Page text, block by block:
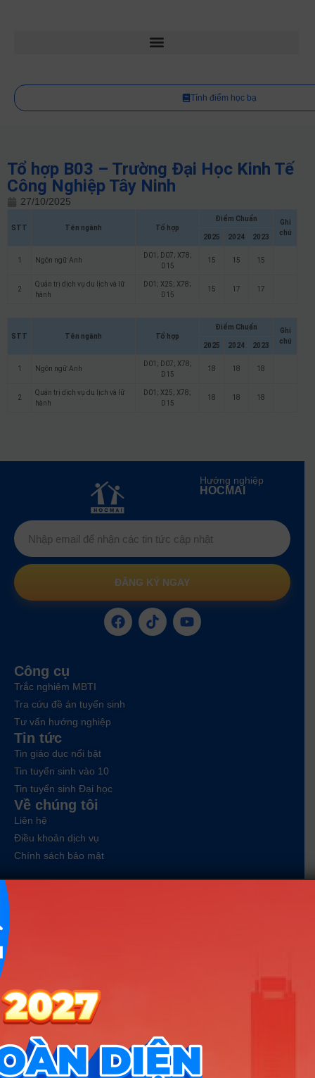
Tính điểm học bạ
Tổ hợp B03 – Trường Đại Học Kinh Tế
Công Nghiệp Tây Ninh
27/10/2025
STT Tên ngành Tổ hợp
Điểm Chuẩn
Ghi
chú
2025 2024 2023
1 Ngôn ngữ Anh
D01; D07; X78;
D15
15 15 15
2
Quản trị dịch vụ du lịch và lữ
hành
D01; X25; X78;
D15
15 17 17
STT Tên ngành Tổ hợp
Điểm Chuẩn
Ghi
chú
2025 2024 2023
1 Ngôn ngữ Anh
D01; D07; X78;
D15
18 18 18
2
Quản trị dịch vụ du lịch và lữ
hành
D01; X25; X78;
D15
18 18 18
Hướng nghiệp
HOCMAI
ĐĂNG KÝ NGAY
Công cụ
Trắc nghiệm MBTI
Tra cứu đề án tuyển sinh
Tư vấn hướng nghiệp
Tin tức
Tin giáo dục nổi bật
Tin tuyển sinh vào 10
Tin tuyển sinh Đại học
Về chúng tôi
Liên hệ
Điều khoản dịch vụ
Chính sách bảo mật